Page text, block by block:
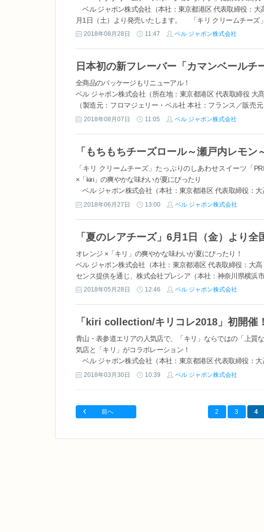
ベル ジャポン株式会社（本社：東京都港区 代表取締役：
月1日（土）より発売いたします。 「キリ クリームチーズ
る、新鮮なミルクと生クリームを原料に作られており...
2018年08月28日 11:47 ベル ジャポン株式会社
全商品のパッケージもリニューアル！
ベル ジャポン株式会社（所在地：東京都港区 代表取締役 大
（製造元：フロマジェリー・ベル社 本社：フランス／販
長：柴山 育朗）は、『チーズ好きのためのセレクト』に、日
2018年08月07日 11:05 ベル ジャポン株式会社
「キリ クリームチーズ」たっぷりのしあわせスイーツ「
×「kiri」の爽やかな味わいが夏にぴったり
ベル ジャポン株式会社（本社：東京都港区 代表取締役：大
イセンス提供を通じ、株式会社プレシア（本社：神奈川県横
2018年06月27日 13:00 ベル ジャポン株式会社
「夏のレアチーズ」6月1日（金）より全
オレンジ ×「キリ」の爽やかな味わいが夏にぴったり！
ベル ジャポン株式会社（本社：東京都港区 代表取締役：大
センス提供を通じ、株式会社プレシア（本社：神奈川県横浜
アチーズ」を6月1日（金）より全国で発売することを発...
2018年05月28日 12:46 ベル ジャポン株式会社
青山・表参道エリアの人気店で、「キリ」ならではの「上質
気店と「キリ」がコラボレーション！
ベル ジャポン株式会社（本社：東京都港区 代表取締役：大
2018年4月11日（水）から5月10日（木）の期間限定で、「
2018年03月30日 10:39 ベル ジャポン株式会社
前へ 2 3 4